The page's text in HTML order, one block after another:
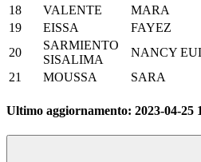
18
VALENTE MARA
19
EISSA FAYEZ
20
SARMIENTO
SISALIMA
NANCY
21
MOUSSA SARA
Ultimo aggiornamento: 2023-04-25